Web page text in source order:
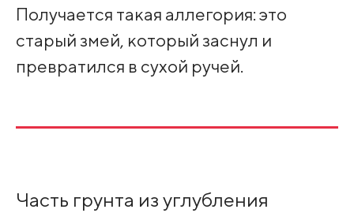
Получается такая аллегория: это
старый змей, который заснул и
превратился в сухой ручей.
Часть грунта из углубления